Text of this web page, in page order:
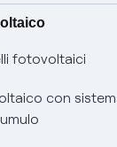
fotovoltaici
con